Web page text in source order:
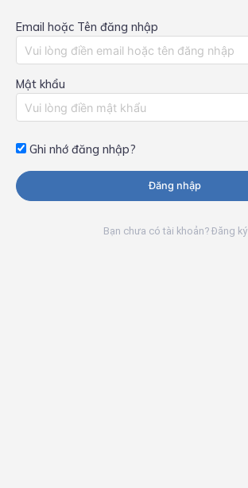
Email hoặc Tên đăng nhập
Mật khẩu
Ghi nhớ đăng nhập?
Đăng nhập
Bạn chưa có tài khoản? Đăng ký